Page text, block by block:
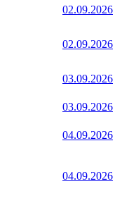
02.09.2026
02.09.2026
03.09.2026
03.09.2026
04.09.2026
04.09.2026